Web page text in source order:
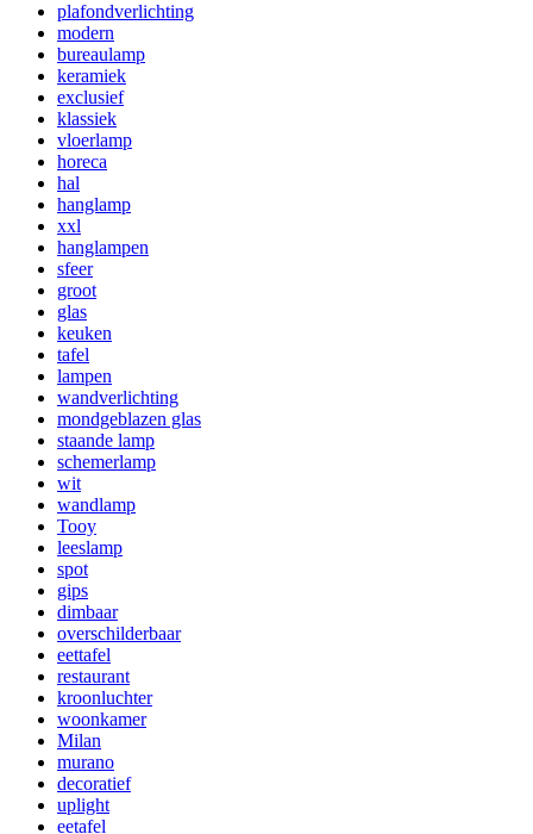
plafondverlichting
modern
bureaulamp
keramiek
exclusief
klassiek
vloerlamp
horeca
hal
hanglamp
xxl
hanglampen
sfeer
groot
glas
keuken
tafel
lampen
wandverlichting
mondgeblazen glas
staande lamp
schemerlamp
wit
wandlamp
Tooy
leeslamp
spot
gips
dimbaar
overschilderbaar
eettafel
restaurant
kroonluchter
woonkamer
Milan
murano
decoratief
uplight
eetafel